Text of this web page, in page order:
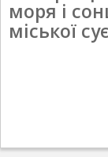
моря і
міської